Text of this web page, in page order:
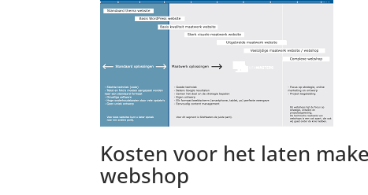
Kosten voor het laten
webshop